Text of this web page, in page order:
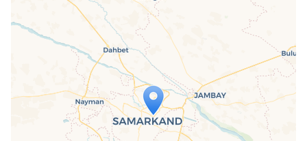
Travelers' Map wird geladen …
Wenn du dies siehst, nachdem deine
Seite vollständig geladen wurde,
fehlen leafletJS-Dateien.